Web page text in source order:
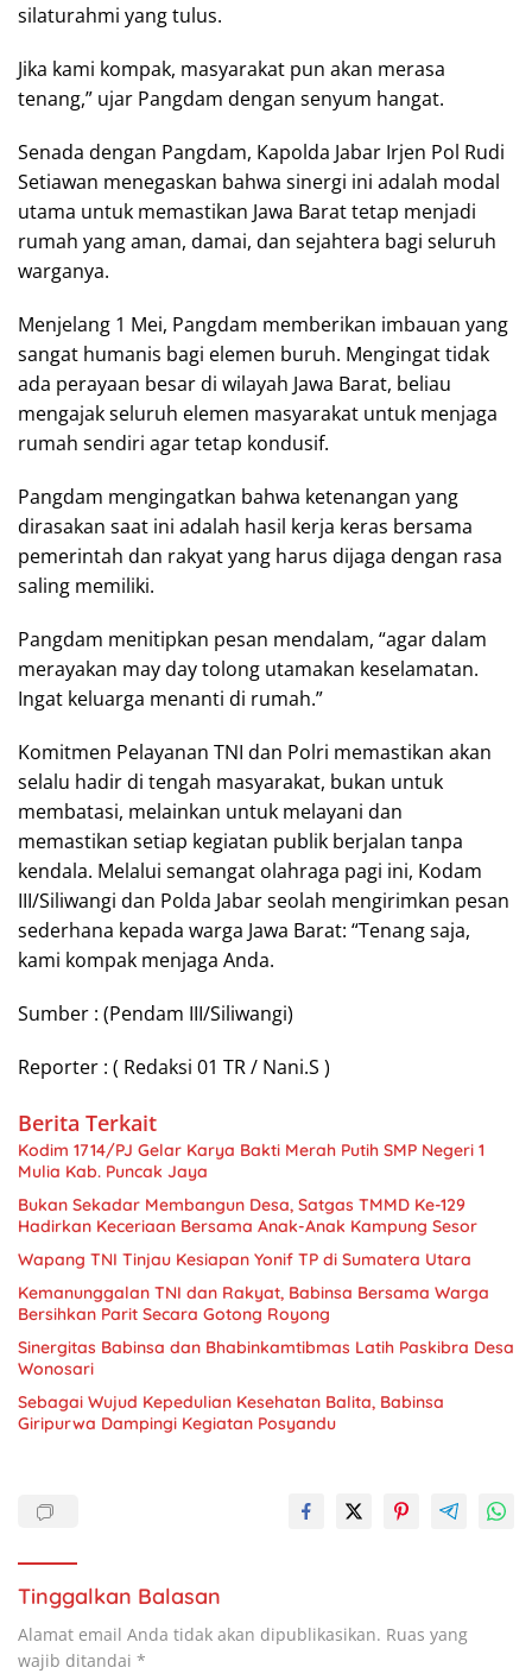
silaturahmi yang tulus.
Jika kami kompak, masyarakat pun akan merasa
tenang,” ujar Pangdam dengan senyum hangat.
Senada dengan Pangdam, Kapolda Jabar Irjen Pol Rudi
Setiawan menegaskan bahwa sinergi ini adalah modal
utama untuk memastikan Jawa Barat tetap menjadi
rumah yang aman, damai, dan sejahtera bagi seluruh
warganya.
Menjelang 1 Mei, Pangdam memberikan imbauan yang
sangat humanis bagi elemen buruh. Mengingat tidak
ada perayaan besar di wilayah Jawa Barat, beliau
mengajak seluruh elemen masyarakat untuk menjaga
rumah sendiri agar tetap kondusif.
Pangdam mengingatkan bahwa ketenangan yang
dirasakan saat ini adalah hasil kerja keras bersama
pemerintah dan rakyat yang harus dijaga dengan rasa
saling memiliki.
Pangdam menitipkan pesan mendalam, “agar dalam
merayakan may day tolong utamakan keselamatan.
Ingat keluarga menanti di rumah.”
Komitmen Pelayanan TNI dan Polri memastikan akan
selalu hadir di tengah masyarakat, bukan untuk
membatasi, melainkan untuk melayani dan
memastikan setiap kegiatan publik berjalan tanpa
kendala. Melalui semangat olahraga pagi ini, Kodam
III/Siliwangi dan Polda Jabar seolah mengirimkan pesan
sederhana kepada warga Jawa Barat: “Tenang saja,
kami kompak menjaga Anda.
Sumber : (Pendam III/Siliwangi)
Reporter : ( Redaksi 01 TR / Nani.S )
Berita Terkait
Kodim 1714/PJ Gelar Karya Bakti Merah Putih SMP Negeri 1
Mulia Kab. Puncak Jaya
Bukan Sekadar Membangun Desa, Satgas TMMD Ke-129
Hadirkan Keceriaan Bersama Anak-Anak Kampung Sesor
Wapang TNI Tinjau Kesiapan Yonif TP di Sumatera Utara
Kemanunggalan TNI dan Rakyat, Babinsa Bersama Warga
Bersihkan Parit Secara Gotong Royong
Sinergitas Babinsa dan Bhabinkamtibmas Latih Paskibra Desa
Wonosari
Sebagai Wujud Kepedulian Kesehatan Balita, Babinsa
Giripurwa Dampingi Kegiatan Posyandu
Tinggalkan Balasan
Alamat email Anda tidak akan dipublikasikan. Ruas yang
wajib ditandai *